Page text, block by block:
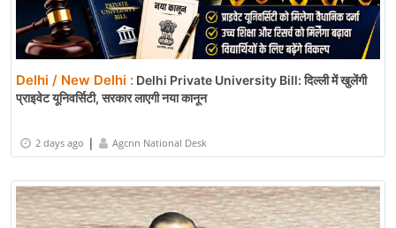
Delhi / New Delhi : Delhi Private University Bill: दिल्ली में खुलेंगी
प्राइवेट यूनिवर्सिटी, सरकार लाएगी नया कानून
2 days ago | Agcnn National Desk